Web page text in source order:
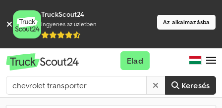
TruckScout24
Ingyenes az üzletben Az alkalmazásba
Keresés
Elad